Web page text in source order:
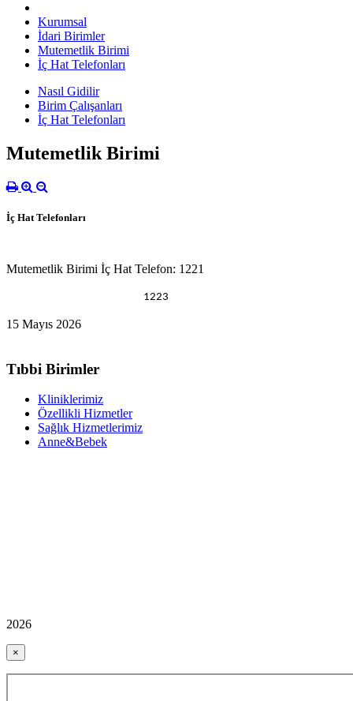
Kurumsal
İdari Birimler
Mutemetlik Birimi
İç Hat Telefonları
Nasıl Gidilir
Birim Çalışanları
İç Hat Telefonları
Mutemetlik Birimi
İç Hat Telefonları
Mutemetlik Birimi İç Hat Telefon: 1221
1223
15 Mayıs 2026
Tıbbi Birimler
Kliniklerimiz
Özellikli Hizmetler
Sağlık Hizmetlerimiz
Anne&Bebek
2026
×